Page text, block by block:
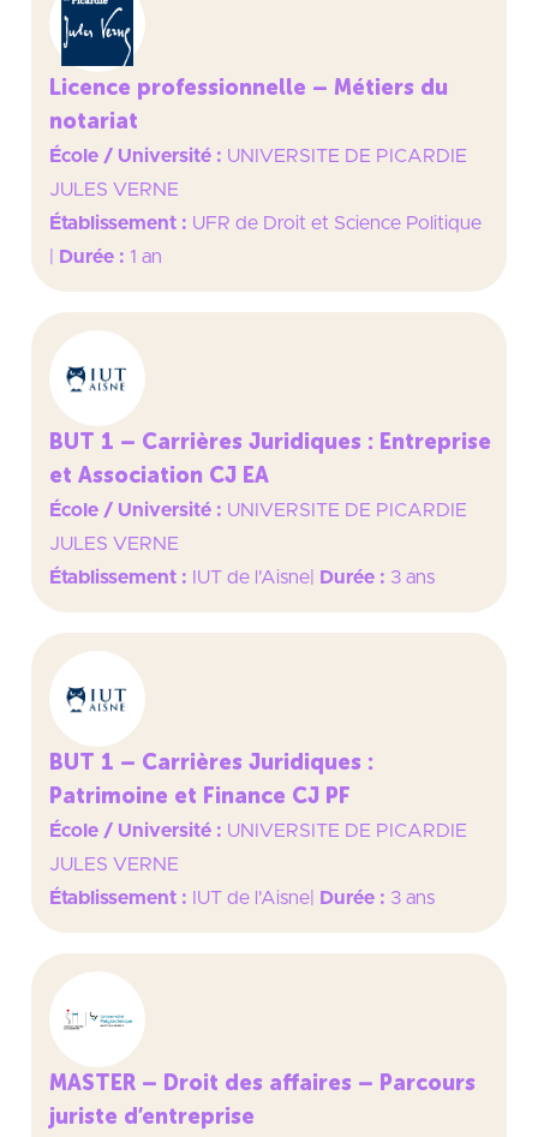
Licence professionnelle – Métiers du
notariat
École / Université : UNIVERSITE DE PICARDIE
JULES VERNE
Établissement : UFR de Droit et Science Politique
Durée : 1 an
BUT 1 – Carrières Juridiques : Entreprise
et Association CJ EA
École / Université : UNIVERSITE DE PICARDIE
JULES VERNE
Établissement :
IUT de l'Aisne Durée : 3 ans
BUT 1 – Carrières Juridiques :
Patrimoine et Finance CJ PF
École / Université : UNIVERSITE DE PICARDIE
JULES VERNE
Établissement :
IUT de l'Aisne Durée : 3 ans
MASTER – Droit des affaires – Parcours
juriste d’entreprise